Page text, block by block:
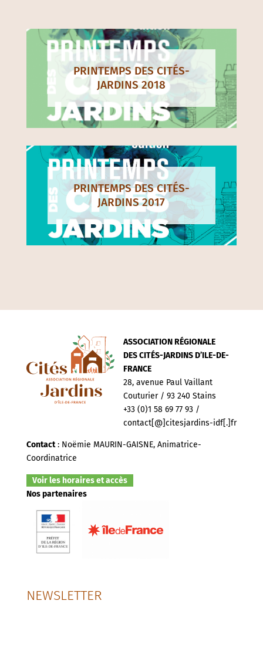
PRINTEMPS DES CITÉS-
JARDINS 2018
PRINTEMPS DES CITÉS-
JARDINS 2017
ASSOCIATION RÉGIONALE
DES CITÉS-JARDINS D’ILE-DE-
FRANCE
28, avenue Paul Vaillant
Couturier / 93 240 Stains
+33 (0)1 58 69 77 93 /
contact[@]citesjardins-idf[.]fr
Contact: Noëmie MAURIN-GAISNE, Animatrice-
Coordinatrice
Voir les horaires et accès
Nos partenaires
NEWSLETTER